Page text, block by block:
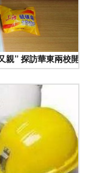
親” 探訪華東兩校開